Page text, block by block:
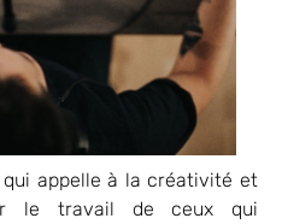
qui appelle à la créativité et
le travail de ceux qui